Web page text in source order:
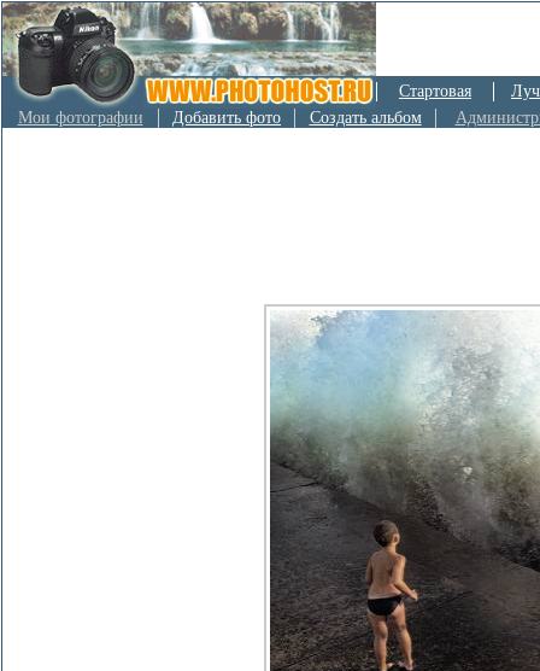
Стартовая
Мои фотографии
Добавить фото Создать альбом